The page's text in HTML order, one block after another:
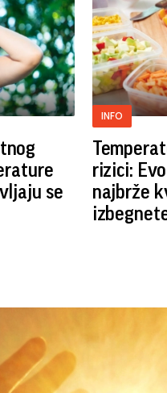
se
INFO
rizici:
najbrže